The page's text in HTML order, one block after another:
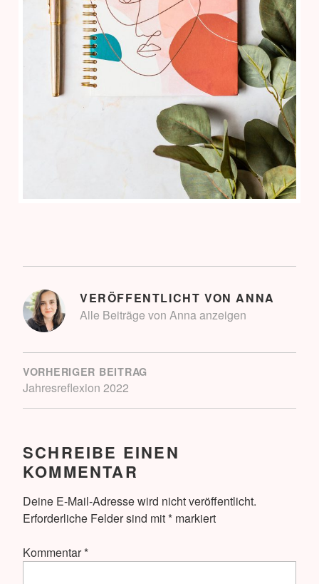
VERÖFFENTLICHT VONANNA
Alle Beiträge von Anna anzeigen
BEITRAGSNAVIGATION
VORHERIGER BEITRAG
Jahresreflexion 2022
SCHREIBE EINEN
KOMMENTAR
Deine E-Mail-Adresse wird nicht veröffentlicht.
Erforderliche Felder sind mit* markiert
Kommentar*